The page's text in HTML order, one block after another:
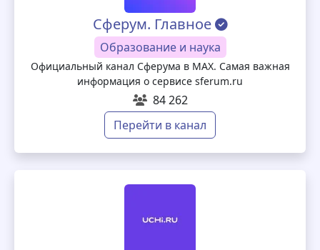
Сферум. Главное
Образование и наука
Официальный канал Сферума в MAX. Самая важная
информация о сервисе sferum.ru
84 262
Перейти в канал